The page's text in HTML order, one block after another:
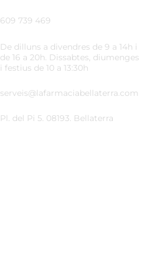
609 739 469
De dilluns a divendres de 9 a 14h i
de 16 a 20h. Dissabtes, diumenges
i festius de 10 a 13:30h
serveis@lafarmaciabellaterra.com
Pl. del Pi 5. 08193. Bellaterra